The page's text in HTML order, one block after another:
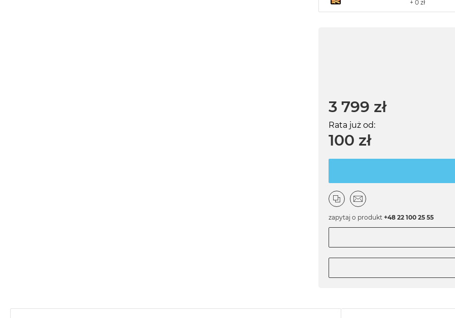
3 799 zł
Rata już od:
100 zł
zapytaj o produkt +48 22 100 25 55